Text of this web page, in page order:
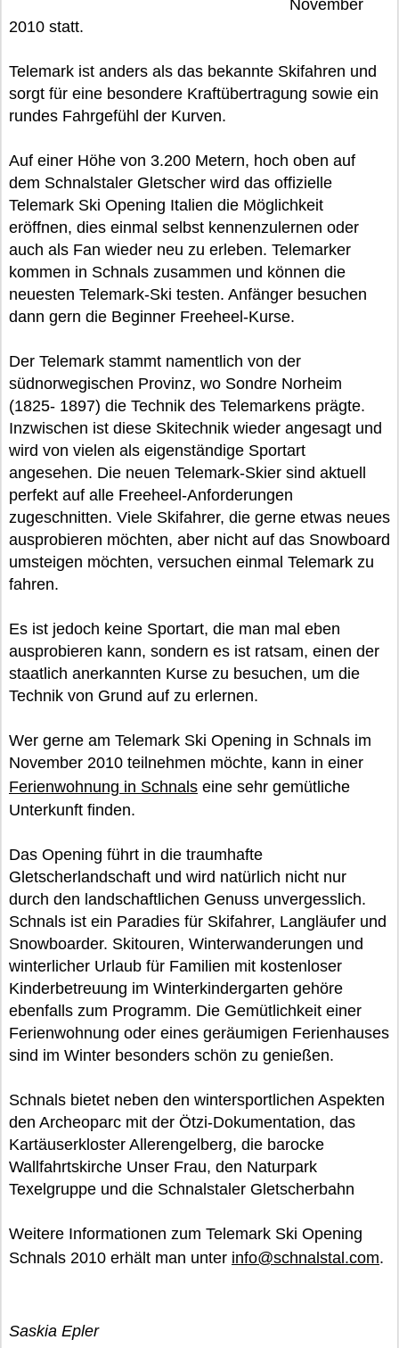
November
2010 statt.
Telemark ist anders als das bekannte Skifahren und
sorgt für eine besondere Kraftübertragung sowie ein
rundes Fahrgefühl der Kurven.
Auf einer Höhe von 3.200 Metern, hoch oben auf
dem Schnalstaler Gletscher wird das offizielle
Telemark Ski Opening Italien die Möglichkeit
eröffnen, dies einmal selbst kennenzulernen oder
auch als Fan wieder neu zu erleben. Telemarker
kommen in Schnals zusammen und können die
neuesten Telemark-Ski testen. Anfänger besuchen
dann gern die Beginner Freeheel-Kurse.
Der Telemark stammt namentlich von der
südnorwegischen Provinz, wo Sondre Norheim
(1825- 1897) die Technik des Telemarkens prägte.
Inzwischen ist diese Skitechnik wieder angesagt und
wird von vielen als eigenständige Sportart
angesehen. Die neuen Telemark-Skier sind aktuell
perfekt auf alle Freeheel-Anforderungen
zugeschnitten. Viele Skifahrer, die gerne etwas neues
ausprobieren möchten, aber nicht auf das Snowboard
umsteigen möchten, versuchen einmal Telemark zu
fahren.
Es ist jedoch keine Sportart, die man mal eben
ausprobieren kann, sondern es ist ratsam, einen der
staatlich anerkannten Kurse zu besuchen, um die
Technik von Grund auf zu erlernen.
Wer gerne am Telemark Ski Opening in Schnals im
November 2010 teilnehmen möchte, kann in einer
Ferienwohnung in Schnals eine sehr gemütliche
Unterkunft finden.
Das Opening führt in die traumhafte
Gletscherlandschaft und wird natürlich nicht nur
durch den landschaftlichen Genuss unvergesslich.
Schnals ist ein Paradies für Skifahrer, Langläufer und
Snowboarder. Skitouren, Winterwanderungen und
winterlicher Urlaub für Familien mit kostenloser
Kinderbetreuung im Winterkindergarten gehöre
ebenfalls zum Programm. Die Gemütlichkeit einer
Ferienwohnung oder eines geräumigen Ferienhauses
sind im Winter besonders schön zu genießen.
Schnals bietet neben den wintersportlichen Aspekten
den Archeoparc mit der Ötzi-Dokumentation, das
Kartäuserkloster Allerengelberg, die barocke
Wallfahrtskirche Unser Frau, den Naturpark
Texelgruppe und die Schnalstaler Gletscherbahn
Weitere Informationen zum Telemark Ski Opening
Schnals 2010 erhält man unter info@schnalstal.com.
Saskia Epler